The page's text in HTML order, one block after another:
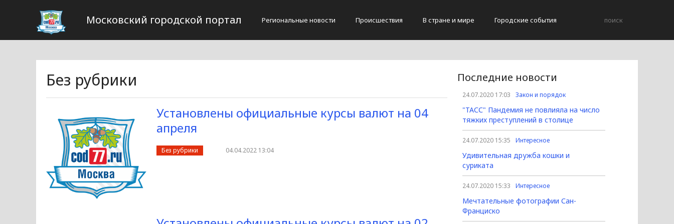
Московский городской портал Региональные новости Происшествия В стране и мире Городские события
Без рубрики
Установлены официальные курсы валют на 04
апреля
Без рубрики 04.04.2022 13:04
Последние новости
24.07.2020 17:03 Закон и порядок
"ТАСС" Пандемия не повлияла на число
тяжких преступлений в столице
24.07.2020 15:35 Интересное
Удивительная дружба кошки и
суриката
24.07.2020 15:33 Интересное
Мечтательные фотографии Сан-
Франциско